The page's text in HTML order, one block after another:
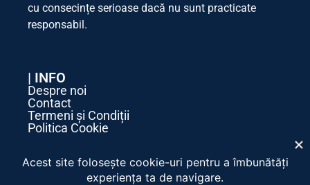
cu consecințe serioase dacă nu sunt practicate
responsabil.
| INFO
Despre noi
Contact
Termeni și Condiții
Politica Cookie
| SOCIAL MEDIA